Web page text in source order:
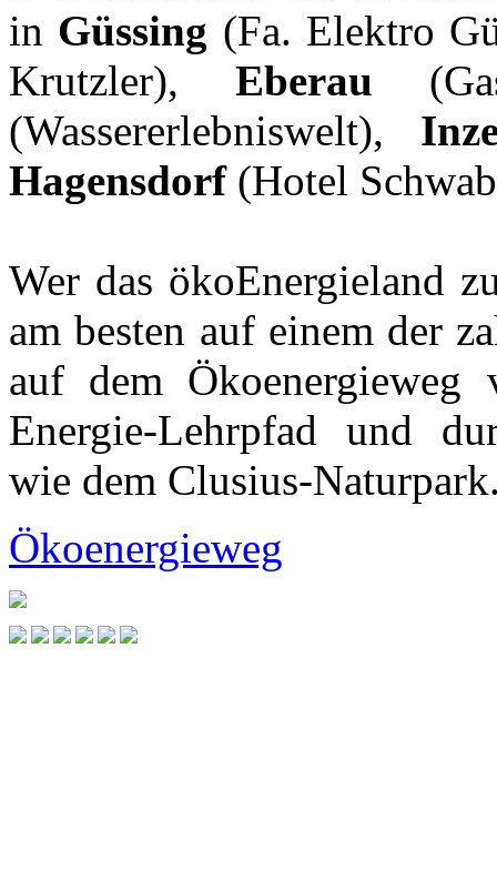
in Güssing (Fa. Elektro
Krutzler), Eberau
(Wassererlebniswelt),
Hagensdorf(Hotel
Wer das ökoEnergieland
am besten auf einem der
auf dem Ökoenergieweg
Energie-Lehrpfad und
wie dem Clusius-
Ökoenergieweg